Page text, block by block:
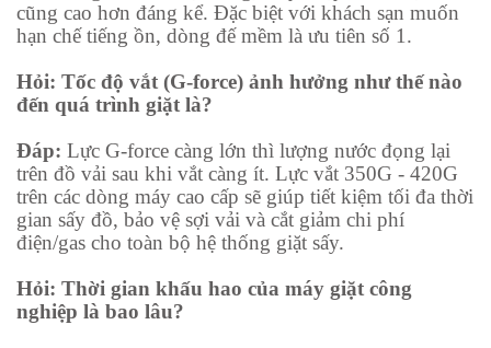
cũng cao hơn đáng kể. Đặc biệt với khách sạn muốn
hạn chế tiếng ồn, dòng đế mềm là ưu tiên số 1.
Hỏi: Tốc độ vắt (G-force) ảnh hưởng như thế nào
đến quá trình giặt là?
Đáp: Lực G-force càng lớn thì lượng nước đọng lại
trên đồ vải sau khi vắt càng ít. Lực vắt 350G - 420G
trên các dòng máy cao cấp sẽ giúp tiết kiệm tối đa thời
gian sấy đồ, bảo vệ sợi vải và cắt giảm chi phí
điện/gas cho toàn bộ hệ thống giặt sấy.
Hỏi: Thời gian khấu hao của máy giặt công
nghiệp là bao lâu?